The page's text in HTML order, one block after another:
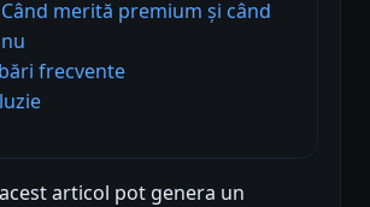
Când merită premium și când
nu
frecvente
articol pot genera un